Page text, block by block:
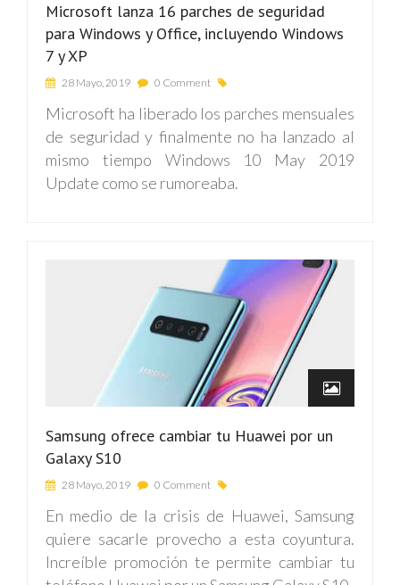
Microsoft lanza 16 parches de seguridad
para Windows y Office, incluyendo Windows
7 y XP
28 Mayo, 2019 0 Comment
Microsoft ha liberado los parches mensuales
de seguridad y finalmente no ha lanzado al
mismo tiempo Windows 10 May 2019
Update como se rumoreaba.
Samsung ofrece cambiar tu Huawei por un
Galaxy S10
28 Mayo, 2019 0 Comment
En medio de la crisis de Huawei, Samsung
quiere sacarle provecho a esta coyuntura.
Increíble promoción te permite cambiar tu